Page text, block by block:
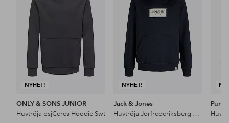
NYHET!
favoriter
ONLY & SONS JUNIOR
Huvtröja osjCeres Hoodie Swt
NYHET!
favoriter
Jack & Jones
Huvtröja Jorfrederiksberg Graphic Box Sh Jnr
Puma